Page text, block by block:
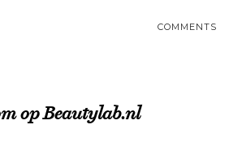
COMMENTS
op Beautylab.nl